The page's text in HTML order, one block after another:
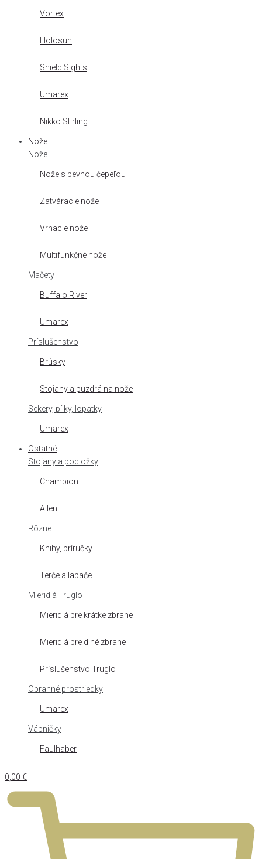
Vortex
Holosun
Shield Sights
Umarex
Nikko Stirling
Nože
Nože
Nože s pevnou čepeľou
Zatváracie nože
Vrhacie nože
Multifunkčné nože
Mačety
Buffalo River
Umarex
Príslušenstvo
Brúsky
Stojany a puzdrá na nože
Sekery, pílky, lopatky
Umarex
Ostatné
Stojany a podložky
Champion
Allen
Rôzne
Knihy, príručky
Terče a lapače
Mieridlá Truglo
Mieridlá pre krátke zbrane
Mieridlá pre dlhé zbrane
Príslušenstvo Truglo
Obranné prostriedky
Umarex
Vábničky
Faulhaber
0,00 €